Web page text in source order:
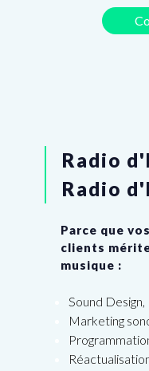
Radio
Radio
Parce que
clients
musique :
Sound Design,
Marketing